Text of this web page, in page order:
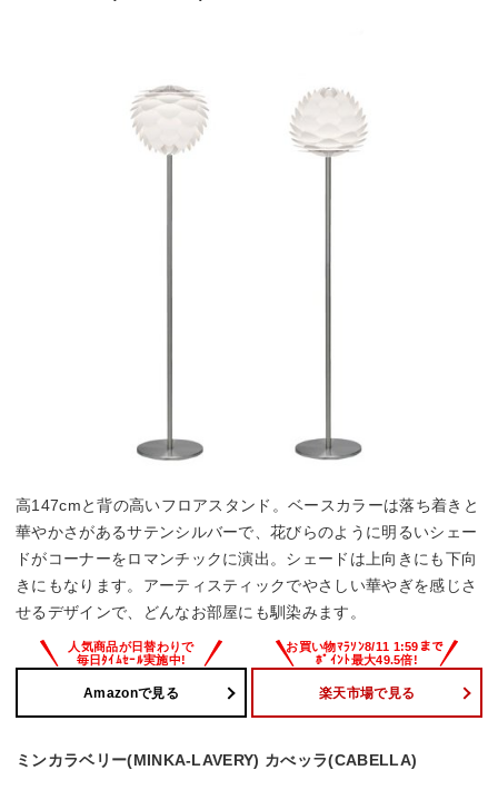
高147cmと背の高いフロアスタンド。ベースカラーは落ち着きと
華やかさがあるサテンシルバーで、花びらのように明るいシェー
ドがコーナーをロマンチックに演出。シェードは上向きにも下向
きにもなります。アーティスティックでやさしい華やぎを感じさ
せるデザインで、どんなお部屋にも馴染みます。
Amazonで見る 楽天市場で見る
ミンカラベリー(MINKA-LAVERY) カべッラ(CABELLA)